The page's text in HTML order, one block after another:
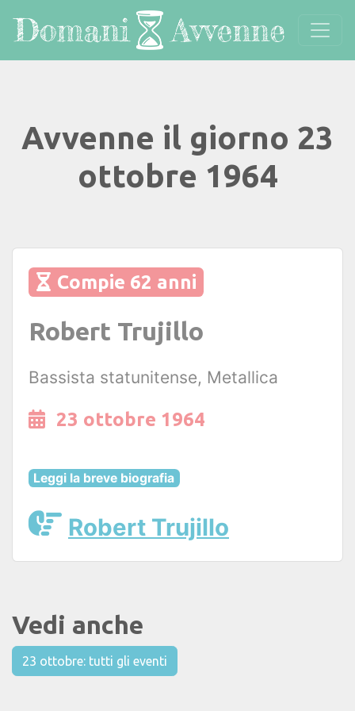
Avvenne il giorno 23
ottobre 1964
Compie 62 anni
Robert Trujillo
Bassista statunitense, Metallica
23 ottobre 1964
Leggi la breve biografia
Robert Trujillo
Vedi anche
23 ottobre: tutti gli eventi